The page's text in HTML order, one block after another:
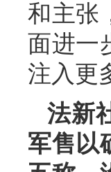
和主张
面进一
注入更
法新
军售以